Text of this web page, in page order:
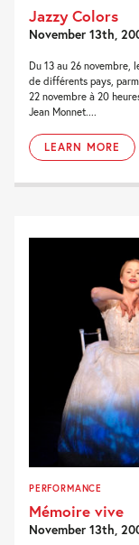
Jazzy Colors
November 13th,
Du 13 au 26 novembre,
de différents pays,
22 novembre à 20
Jean Monnet....
LEARN MORE
PERFORMANCE
Mémoire vive
November 13th,